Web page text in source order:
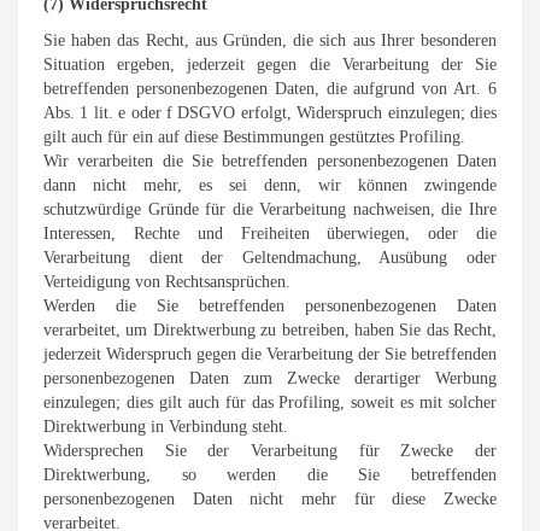
(7) Widerspruchsrecht
Sie haben das Recht, aus Gründen, die sich aus Ihrer besonderen
Situation ergeben, jederzeit gegen die Verarbeitung der Sie
betreffenden personenbezogenen Daten, die aufgrund von Art. 6
Abs. 1 lit. e oder f DSGVO erfolgt, Widerspruch einzulegen; dies
gilt auch für ein auf diese Bestimmungen gestütztes Profiling.
Wir verarbeiten die Sie betreffenden personenbezogenen Daten
dann nicht mehr, es sei denn, wir können zwingende
schutzwürdige Gründe für die Verarbeitung nachweisen, die Ihre
Interessen, Rechte und Freiheiten überwiegen, oder die
Verarbeitung dient der Geltendmachung, Ausübung oder
Verteidigung von Rechtsansprüchen.
Werden die Sie betreffenden personenbezogenen Daten
verarbeitet, um Direktwerbung zu betreiben, haben Sie das Recht,
jederzeit Widerspruch gegen die Verarbeitung der Sie betreffenden
personenbezogenen Daten zum Zwecke derartiger Werbung
einzulegen; dies gilt auch für das Profiling, soweit es mit solcher
Direktwerbung in Verbindung steht.
Widersprechen Sie der Verarbeitung für Zwecke der
Direktwerbung, so werden die Sie betreffenden
personenbezogenen Daten nicht mehr für diese Zwecke
verarbeitet.